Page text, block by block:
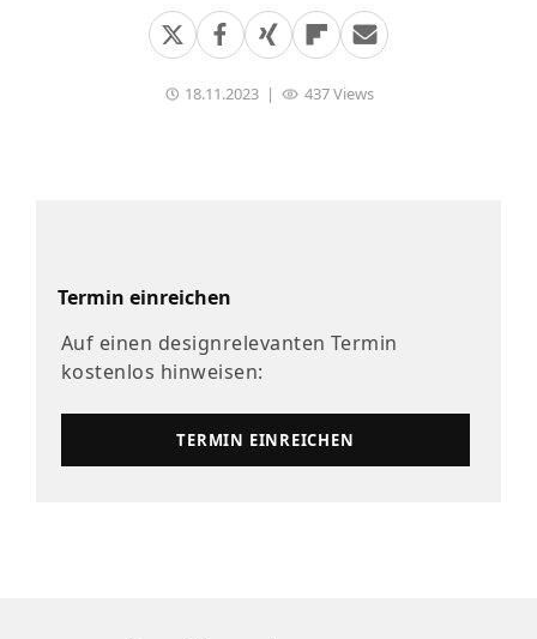
18.11.2023| 437 Views
Termin einreichen
Auf einen designrelevanten Termin
kostenlos hinweisen:
TERMIN EINREICHEN